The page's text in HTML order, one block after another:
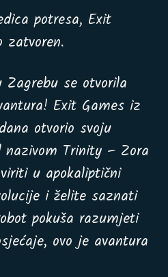
potresa, Exit
zatvoren.
Zagrebu se otvorila
Exit Games iz
otvorio svoju
Trinity – Zora
u apokaliptični
i želite saznati
pokuša razumjeti
ovo je avantura